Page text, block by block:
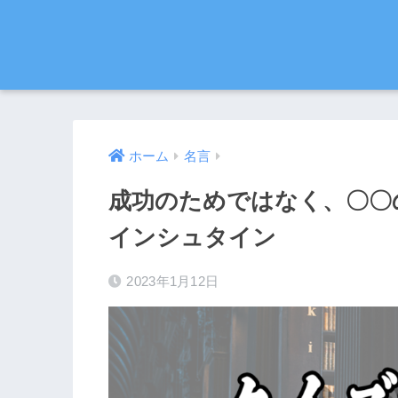
ホーム 名言
成功のためではなく、〇
インシュタイン
2023年1月12日